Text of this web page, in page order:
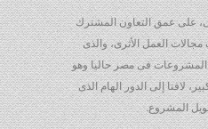
على عمق التعاون المشترك
العمل الأثرى، والذى
المشروعات فى مصر حاليا وهو
لافتا إلى الدور الهام الذى
المشروع.